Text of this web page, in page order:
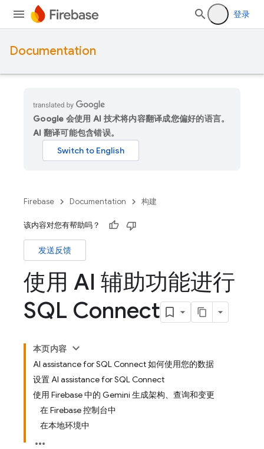
登录
Documentation
Google 会使用 AI 技术将内容翻译成您偏好的语言。
AI 翻译可能包含错误。
Firebase Documentation 构建
该内容对您有帮助吗？
发送反馈
使用 AI 辅助功能进行
SQL Connect
本页内容
AI assistance for SQL Connect 如何使用您的数据
设置 AI assistance for SQL Connect
使用 Firebase 中的 Gemini 生成架构、查询和变更
在 Firebase 控制台中
在本地环境中